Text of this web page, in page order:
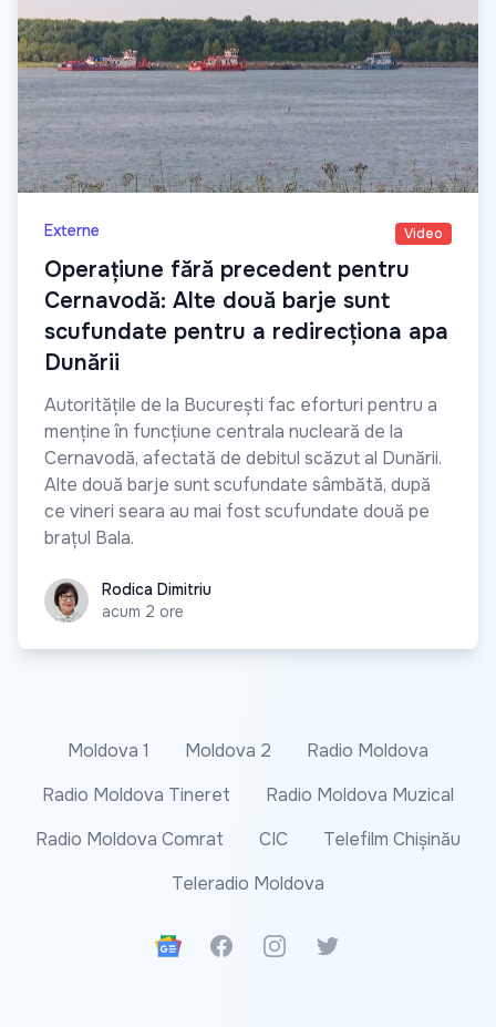
Externe Video
Operațiune fără precedent pentru
Cernavodă: Alte două barje sunt
scufundate pentru a redirecționa apa
Dunării
Autoritățile de la București fac eforturi pentru a
menține în funcțiune centrala nucleară de la
Cernavodă, afectată de debitul scăzut al Dunării.
Alte două barje sunt scufundate sâmbătă, după
ce vineri seara au mai fost scufundate două pe
brațul Bala.
Rodica Dimitriu
Rodica Dimitriu
acum 2 ore
Moldova 1 Moldova 2
Radio Moldova
Radio Moldova Tineret
Radio Moldova Muzical
Radio Moldova Comrat
CIC
Telefilm Chișinău
Teleradio Moldova
Google News
FacebookInstagramTwitter